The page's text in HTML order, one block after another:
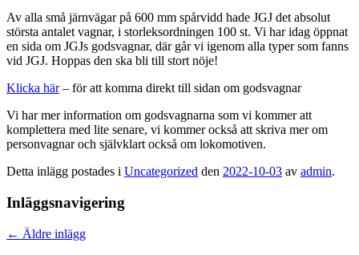
Av alla små järnvägar på 600 mm spårvidd hade JGJ det absolut
största antalet vagnar, i storleksordningen 100 st. Vi har idag öppnat
en sida om JGJs godsvagnar, där går vi igenom alla typer som fanns
vid JGJ. Hoppas den ska bli till stort nöje!
Klicka här– för att komma direkt till sidan om godsvagnar
Vi har mer information om godsvagnarna som vi kommer att
komplettera med lite senare, vi kommer också att skriva mer om
personvagnar och självklart också om lokomotiven.
Detta inlägg postades i Uncategorized den 2022-10-03 av admin.
Inläggsnavigering
← Äldre inlägg